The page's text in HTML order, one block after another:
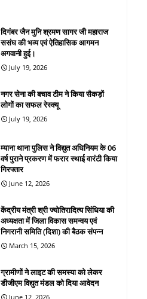
दिगंबर जैन मुनि श्रमण सागर जी महाराज
ससंघ की भव्य एवं ऐतिहासिक आगमन
अगवानी हुई।
July 19, 2026
नगर सेना की बचाव टीम ने किया सैकड़ों
लोगों का सफल रेस्क्यू
July 19, 2026
म्याना थाना पुलिस ने विद्युत अधिनियम के 06
वर्ष पुराने प्रकरण में फरार स्थाई वारंटी किया
गिरफ्तार
June 12, 2026
केंद्रीय मंत्री श्री ज्योतिरादित्य सिंधिया की
अध्यक्षता में जिला विकास समन्वय एवं
निगरानी समिति (दिशा) की बैठक संपन्न
March 15, 2026
ग्रामीणों ने लाइट की समस्या को लेकर
डीजीएम विद्युत मंडल को दिया आवेदन
June 12, 2026